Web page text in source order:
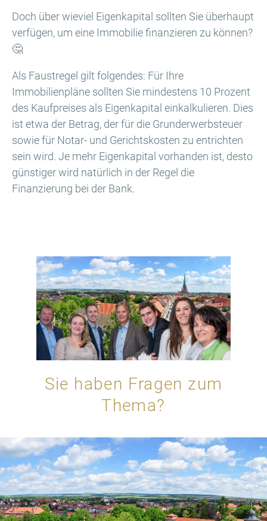
Doch über wieviel Eigenkapital sollten Sie überhaupt
verfügen, um eine Immobilie finanzieren zu können?
🤔
Als Faustregel gilt folgendes: Für Ihre
Immobilienpläne sollten Sie mindestens 10 Prozent
des Kaufpreises als Eigenkapital einkalkulieren. Dies
ist etwa der Betrag, der für die Grunderwerbsteuer
sowie für Notar- und Gerichtskosten zu entrichten
sein wird. Je mehr Eigenkapital vorhanden ist, desto
günstiger wird natürlich in der Regel die
Finanzierung bei der Bank.
Sie haben Fragen zum
Thema?